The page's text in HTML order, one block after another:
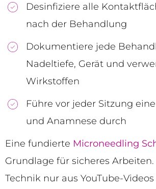
Desinfiziere alle
nach der Behandlung
Dokumentiere jede
Nadeltiefe, Gerät und
Wirkstoffen
Führe vor jeder Sitzung
und Anamnese durch
Eine fundierte Microneedling
Grundlage für sicheres
Technik nur aus YouTube-